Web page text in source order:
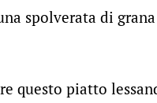
spolverata di
questo piatto